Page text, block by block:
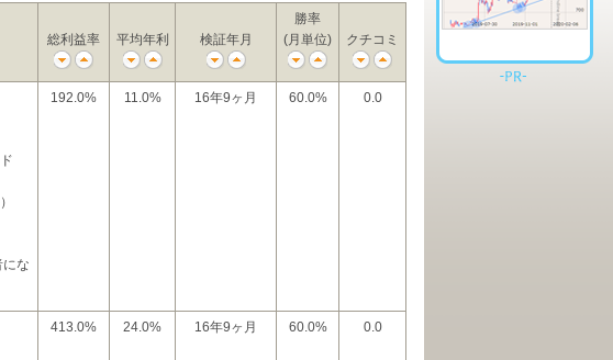
総利益率 平均年利 検証年月
勝率
(月単位)
クチコミ
にな
192.0% 11.0% 16年9ヶ月 60.0% 0.0
413.0% 24.0% 16年9ヶ月 60.0% 0.0